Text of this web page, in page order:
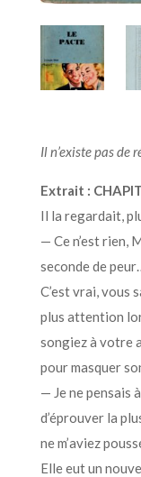
Il n’existe pas de
Extrait :
Il la regardait,
— Ce n’est rien,
seconde de
C’est vrai, vous
plus attention
songiez à votre
pour masquer
— Je ne pensais
d’éprouver la
ne m’aviez
Elle eut un